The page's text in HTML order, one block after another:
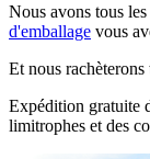
Nous avons tous les
d'emballage vous
Et nous
Expédition gratuite
limitrophes et des